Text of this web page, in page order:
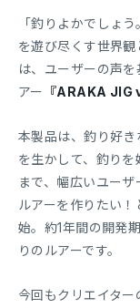
「釣りよかでしょ
を遊び尽くす世界
は、ユーザーの声
アー 『ARAKA JIG
本製品は、釣り好
を生かして、釣り
まで、幅広いユー
ルアーを作りたい
始。約1年間の開発
りのルアーです。
今回もクリエイタ